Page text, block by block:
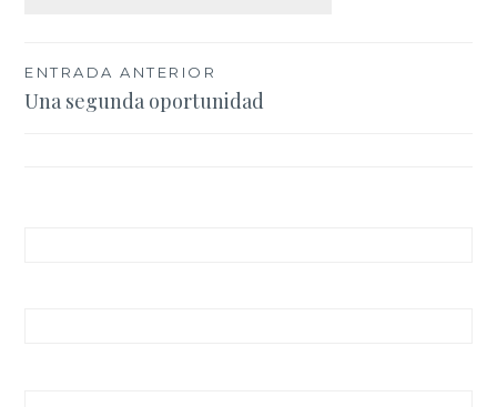
Navegación
de
ENTRADA ANTERIOR
Una segunda oportunidad